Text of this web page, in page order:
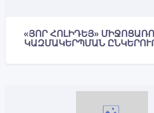
«ՅՈՐ ՀՈԼԻԴԵՅ»
ԿԱԶՄԱԿԵՐՊՄԱՆ